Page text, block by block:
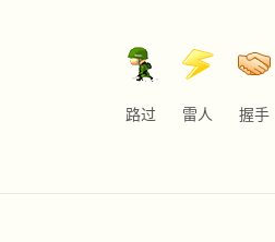
路过 雷人 握手